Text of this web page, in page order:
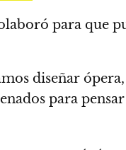
para que
diseñar
para